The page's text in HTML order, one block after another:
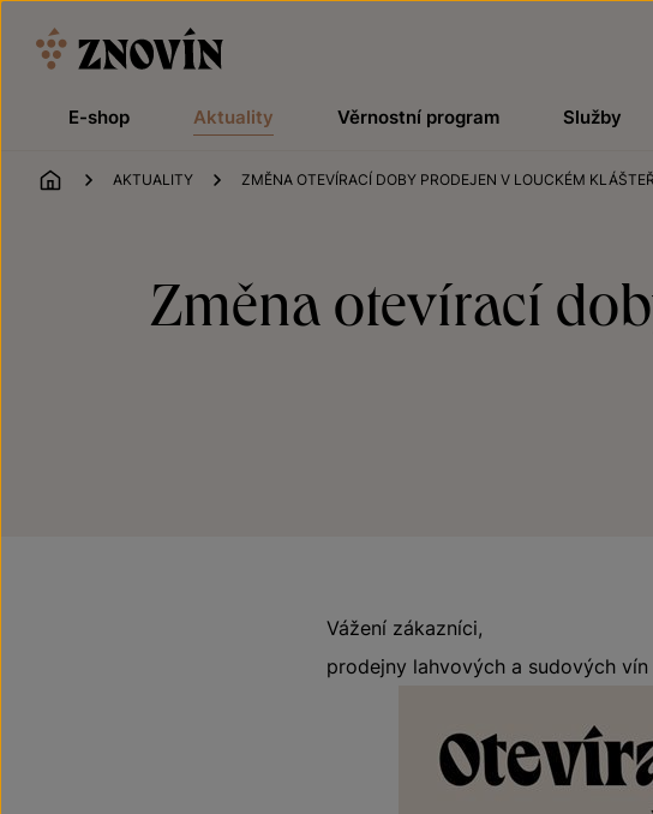
E-shop Aktuality Věrnostní program Služby
ÚVOD
AKTUALITY ZMĚNA OTEVÍRACÍ DOBY PRODEJEN V LOUCKÉM
Změna otevírací
Vážení zákazníci,
prodejny lahvových a sudových